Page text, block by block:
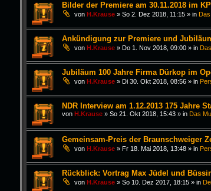
Bilder der Premiere am 30.11.2018 im
von H.Krause» So 2. Dez 2018, 11:15» in
Ankündigung zur Premiere und
von H.Krause» Do 1. Nov 2018, 09:00» in
Jubiläum 100 Jahre Firma Dürkop im
von H.Krause» Di 30. Okt 2018, 08:56» in
NDR Interview am 1.12.2013 175 Jahre
von H.Krause» So 21. Okt 2018, 15:43» in Das
Gemeinsam-Preis der Braunschweiger
von H.Krause» Fr 18. Mai 2018, 13:48» in
Rückblick: Vortrag Max Jüdel und
von H.Krause» So 10. Dez 2017, 18:15» in